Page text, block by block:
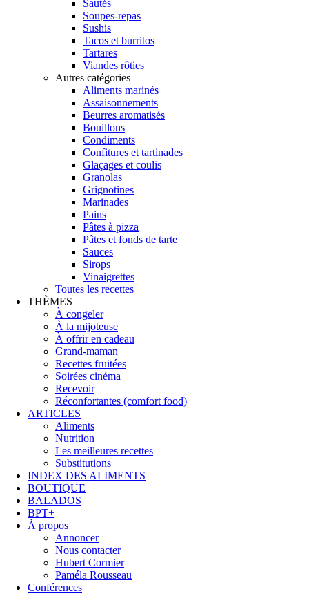
Sautés
Soupes-repas
Sushis
Tacos et burritos
Tartares
Viandes rôties
Autres catégories
Aliments marinés
Assaisonnements
Beurres aromatisés
Bouillons
Condiments
Confitures et tartinades
Glaçages et coulis
Granolas
Grignotines
Marinades
Pains
Pâtes à pizza
Pâtes et fonds de tarte
Sauces
Sirops
Vinaigrettes
Toutes les recettes
THÈMES
À congeler
À la mijoteuse
À offrir en cadeau
Grand-maman
Recettes fruitées
Soirées cinéma
Recevoir
Réconfortantes (comfort food)
ARTICLES
Aliments
Nutrition
Les meilleures recettes
Substitutions
INDEX DES ALIMENTS
BOUTIQUE
BALADOS
BPT+
À propos
Annoncer
Nous contacter
Hubert Cormier
Paméla Rousseau
Conférences